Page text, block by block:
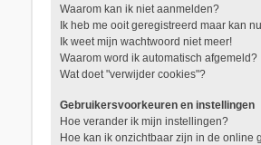
Waarom kan ik niet aanmelden?
Ik heb me ooit geregistreerd maar kan
Ik weet mijn wachtwoord niet meer!
Waarom word ik automatisch afgemeld?
Wat doet "verwijder cookies"?
Gebruikersvoorkeuren en instellingen
Hoe verander ik mijn instellingen?
Hoe kan ik onzichtbaar zijn in de online